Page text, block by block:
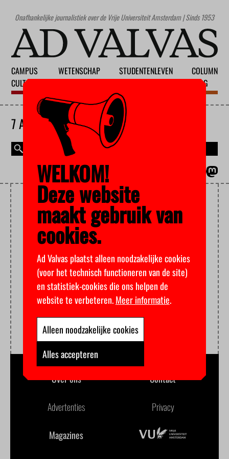
Onafhankelijke journalistiek over de Vrije Universiteit Amsterdam | Sinds 1953
CAMPUS
CULTUUR
WETENSCHAP
STUDENTENLEVEN
COLUMN
BLOG
7 AUGUSTUS 2026
LEVENSEINDE
Over ons Contact
Advertenties Privacy
Magazines
WELKOM!
Deze website
maakt gebruik van
cookies.
Ad Valvas plaatst alleen noodzakelijke cookies
(voor het technisch functioneren van de site)
en statistiek-cookies die ons helpen de
website te verbeteren.Meer informatie.
Alleen noodzakelijke cookies
Alles accepteren